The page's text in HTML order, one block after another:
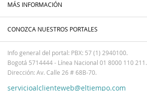
MÁS INFORMACIÓN
CONOZCA NUESTROS PORTALES
Info general del portal: PBX: 57 (1) 2940100.
Bogotá 5714444 - Línea Nacional 01 8000 110 211.
Dirección: Av. Calle 26 # 68B-70.
servicioalclienteweb@eltiempo.com